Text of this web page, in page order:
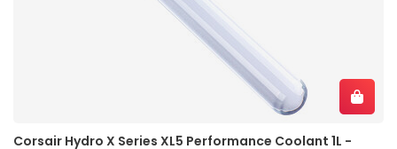
Corsair Hydro X Series XL5 Performance Coolant 1L -